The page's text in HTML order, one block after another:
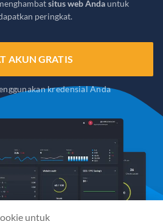
situs web Andauntuk
peringkat.
AKUN GRATIS
kredensial Anda
untuk